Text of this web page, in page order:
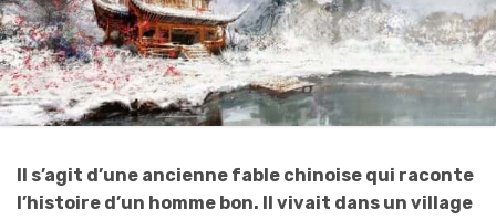
Il s’agit d’une ancienne fable chinoise qui raconte
l’histoire d’un homme bon. Il vivait dans un village